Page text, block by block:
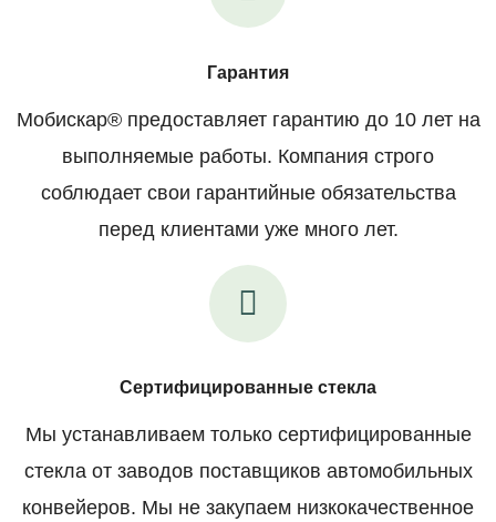
Гарантия
Мобискар® предоставляет гарантию до 10 лет на
выполняемые работы. Компания строго
соблюдает свои гарантийные обязательства
перед клиентами уже много лет.
Сертифицированные стекла
Мы устанавливаем только сертифицированные
стекла от заводов поставщиков автомобильных
конвейеров. Мы не закупаем низкокачественное